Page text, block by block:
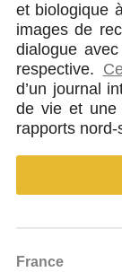
et biologique
images de
dialogue
respective.
d’un journal
de vie et une
rapports nord-
France